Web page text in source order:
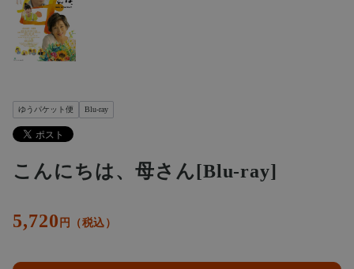
ゆうパケット便 Blu-ray
こんにちは、母さん[Blu-ray]
5,720 円（税込）